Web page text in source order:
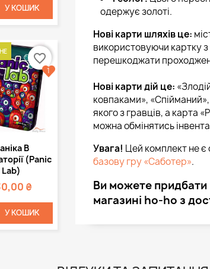
У КОШИК
В
(Panic
Lab)
₴
У КОШИК
favorite_border
1
одержує золоті.
Нові карти шляхів це:
використовуючи картку
перешкоджати
Нові карти дій це:
ковпаками»,
якого з гравців, а карта
можна обмінятись
Увага! Цей комплект не є
базову гру «Саботер».
Ви можете придбати
магазині ho-ho з